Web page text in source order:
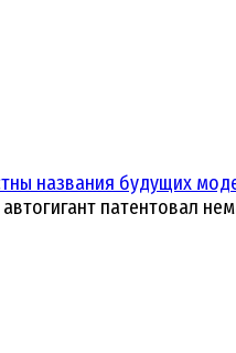
названия будущих
автогигант патентовал